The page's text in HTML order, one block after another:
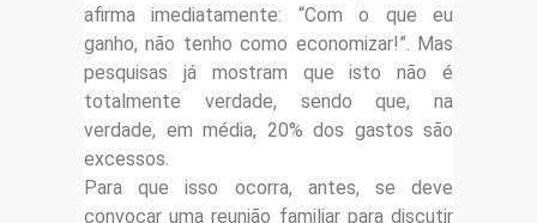
afirma imediatamente: “Com o que eu
ganho, não tenho como economizar!”. Mas
pesquisas já mostram que isto não é
totalmente verdade, sendo que, na
verdade, em média, 20% dos gastos são
excessos.
Para que isso ocorra, antes, se deve
convocar uma reunião familiar para discutir